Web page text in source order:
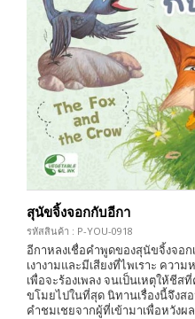
สุนัขจิ้งจอกกับอีกา
รหัสสินค้า : P-YOU-0918
อีกาหลงเชื่อคำพูดของสุนัขจิ้งจอ
เงางามและมีเสียงที่ไพเราะ ควา
เพื่อจะร้องเพลง จนเป็นเหตุให้ชี
ขโมยไปในที่สุด นิทานเรื่องนี้จึงส
คำชมเชยจากผู้ที่เข้ามาเพื่อหวังผ